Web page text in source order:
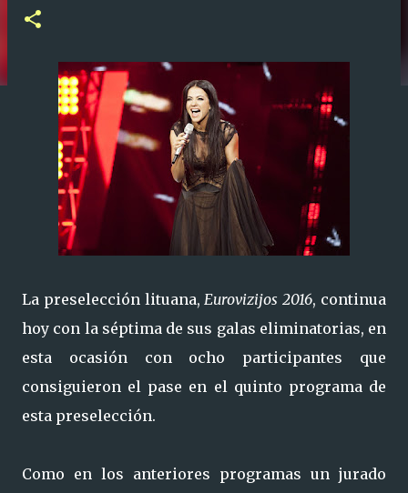
La preselección lituana,Eurovizijos 2016, continua
hoy con la séptima de sus galas eliminatorias, en
esta ocasión con ocho participantes que
consiguieron el pase en el quinto programa de
esta preselección.
Como en los anteriores programas un jurado